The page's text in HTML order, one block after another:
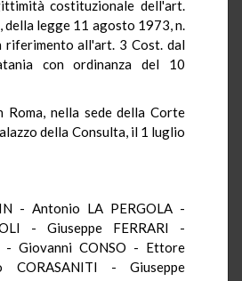
costituzionale dell'art.
della legge 11 agosto 1973, n.
riferimento all'art. 3 Cost. dal
con ordinanza del 10
Roma, nella sede della Corte
della Consulta, il 1 luglio
- Antonio LA PERGOLA -
- Giuseppe FERRARI -
- Giovanni CONSO - Ettore
- Giuseppe